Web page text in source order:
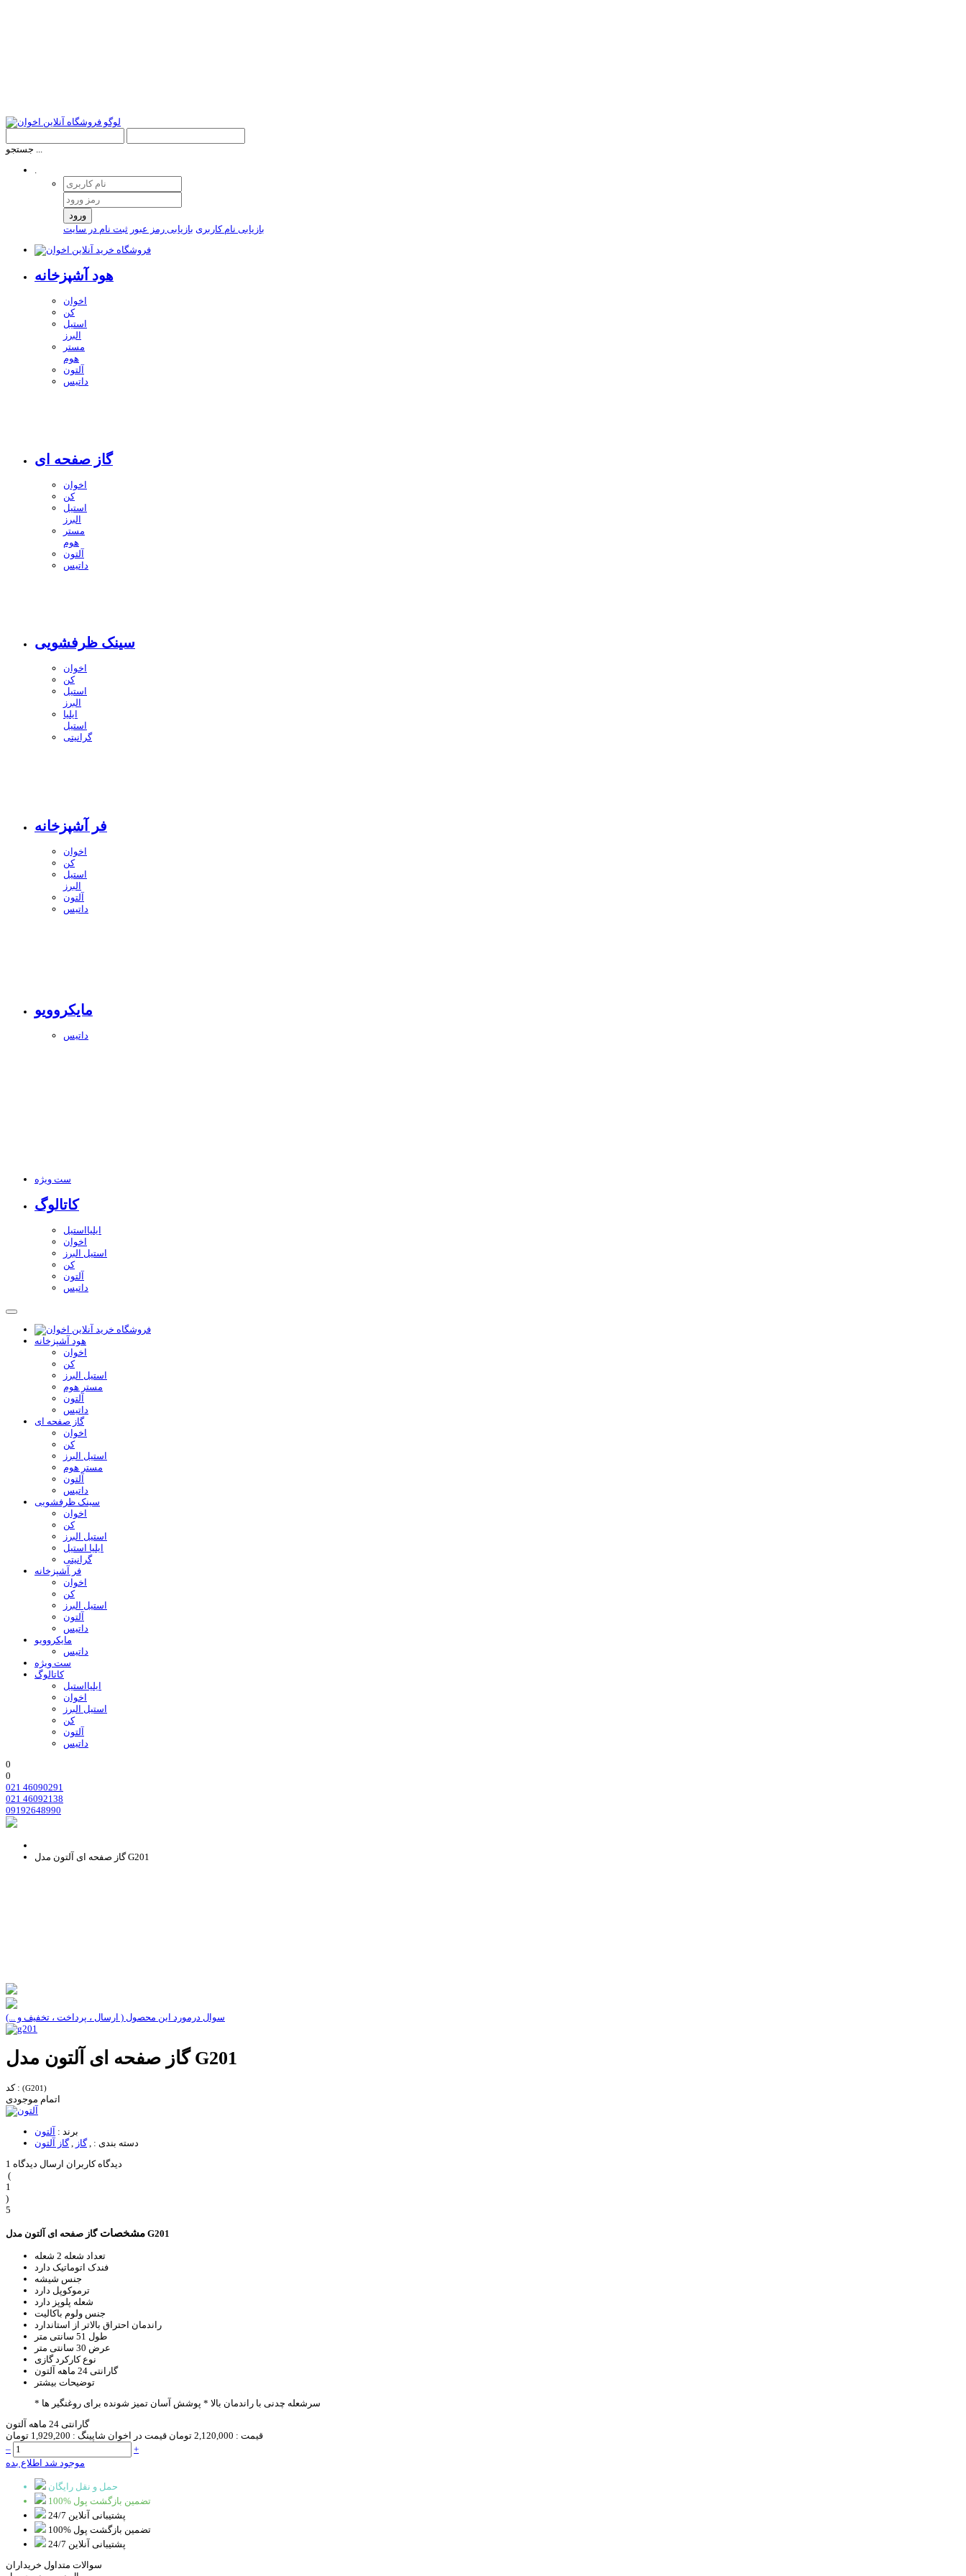
جستجو ...
.
ورود
بازیابی نام کاربری بازیابی رمز عبور ثبت نام در سایت
هود آشپزخانه
اخوان
کن
استیل
البرز
مستر
هوم
آلتون
داتیس
گاز صفحه ای
اخوان
کن
استیل
البرز
مستر
هوم
آلتون
داتیس
سینک ظرفشویی
اخوان
کن
استیل
البرز
ایلیا
استیل
گرانیتی
فر آشپزخانه
اخوان
کن
استیل
البرز
آلتون
داتیس
مایکروویو
داتیس
ست ویژه
کاتالوگ
ایلیااستیل
اخوان
استیل البرز
کن
آلتون
داتیس
هود آشپزخانه
اخوان
کن
استیل البرز
مستر هوم
آلتون
داتیس
گاز صفحه ای
اخوان
کن
استیل البرز
مستر هوم
آلتون
داتیس
سینک ظرفشویی
اخوان
کن
استیل البرز
ایلیا استیل
گرانیتی
فر آشپزخانه
اخوان
کن
استیل البرز
آلتون
داتیس
مایکروویو
داتیس
ست ویژه
کاتالوگ
ایلیااستیل
اخوان
استیل البرز
کن
آلتون
داتیس
0
0
021 46090291
021 46092138
09192648990
گاز صفحه ای آلتون مدل G201
سوال درمورد این محصول ( ارسال ، پرداخت ، تخفیف و ...)
گاز صفحه ای آلتون مدل G201
کد : (G201)
اتمام موجودی
برند : آلتون
دسته بندی : ,گاز ,گاز آلتون
1 دیدگاه کاربران ارسال دیدگاه
(
1
)
5
مشخصات گاز صفحه ای آلتون مدل G201
تعداد شعله 2 شعله
فندک اتوماتیک دارد
جنس شیشه
ترموکوپل دارد
شعله پلوپز دارد
جنس ولوم باکالیت
راندمان احتراق بالاتر از استاندارد
طول 51 سانتی متر
عرض 30 سانتی متر
نوع کارکردگازی
گارانتی 24 ماهه آلتون
توضیحات بیشتر
* سرشعله چدنی با راندمان بالا * پوشش آسان تمیز شونده برای روغنگیر ها
گارانتی 24 ماهه آلتون
قیمت : 2,120,000 تومان قیمت در اخوان شاپینگ : 1,929,200 تومان
–
+
موجود شد اطلاع بده
حمل و نقل رایگان
100% تضمین بازگشت پول
پشتیبانی آنلاین 24/7
100% تضمین بازگشت پول
پشتیبانی آنلاین 24/7
سوالات متداول خریداران